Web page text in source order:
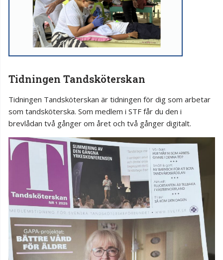
Tidningen Tandsköterskan
Tidningen Tandsköterskan är tidningen för dig som arbetar
som tandsköterska. Som medlem i STF får du den i
brevlådan två gånger om året och två gånger digitalt.